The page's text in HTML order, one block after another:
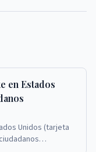
en Estados
Unidos (tarjeta